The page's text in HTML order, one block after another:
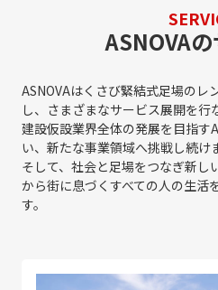
ASNOVA
ASNOVAはくさび緊結式足場のレ
し、さまざまなサービス展開を行
建設仮設業界全体の発展を目指す
い、新たな事業領域へ挑戦し続け
そして、社会と足場をつなぎ新し
から街に息づくすべての人の生活
す。